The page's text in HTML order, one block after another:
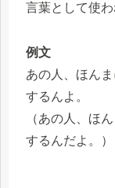
言葉として使わ
例文
あの人、ほん
するんよ。
（あの人、ほ
するんだよ。）